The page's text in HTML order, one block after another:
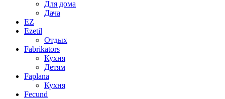
Для дома
Дача
EZ
Ezetil
Отдых
Fabrikators
Кухня
Детям
Faplana
Кухня
Fecund